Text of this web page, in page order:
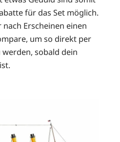
für das Set möglich.
Erscheinen einen
um so direkt per
sobald dein